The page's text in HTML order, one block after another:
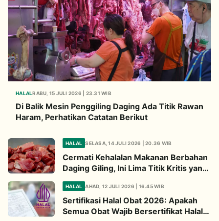
HALALRABU, 15 JULI 2026 | 23.31 WIB
Di Balik Mesin Penggiling Daging Ada Titik Rawan
Haram, Perhatikan Catatan Berikut
HALAL SELASA, 14 JULI 2026 | 20.36 WIB
Cermati Kehalalan Makanan Berbahan
Daging Giling, Ini Lima Titik Kritis yang
Wajib Diperhatikan
HALAL AHAD, 12 JULI 2026 | 16.45 WIB
Sertifikasi Halal Obat 2026: Apakah
Semua Obat Wajib Bersertifikat Halal?